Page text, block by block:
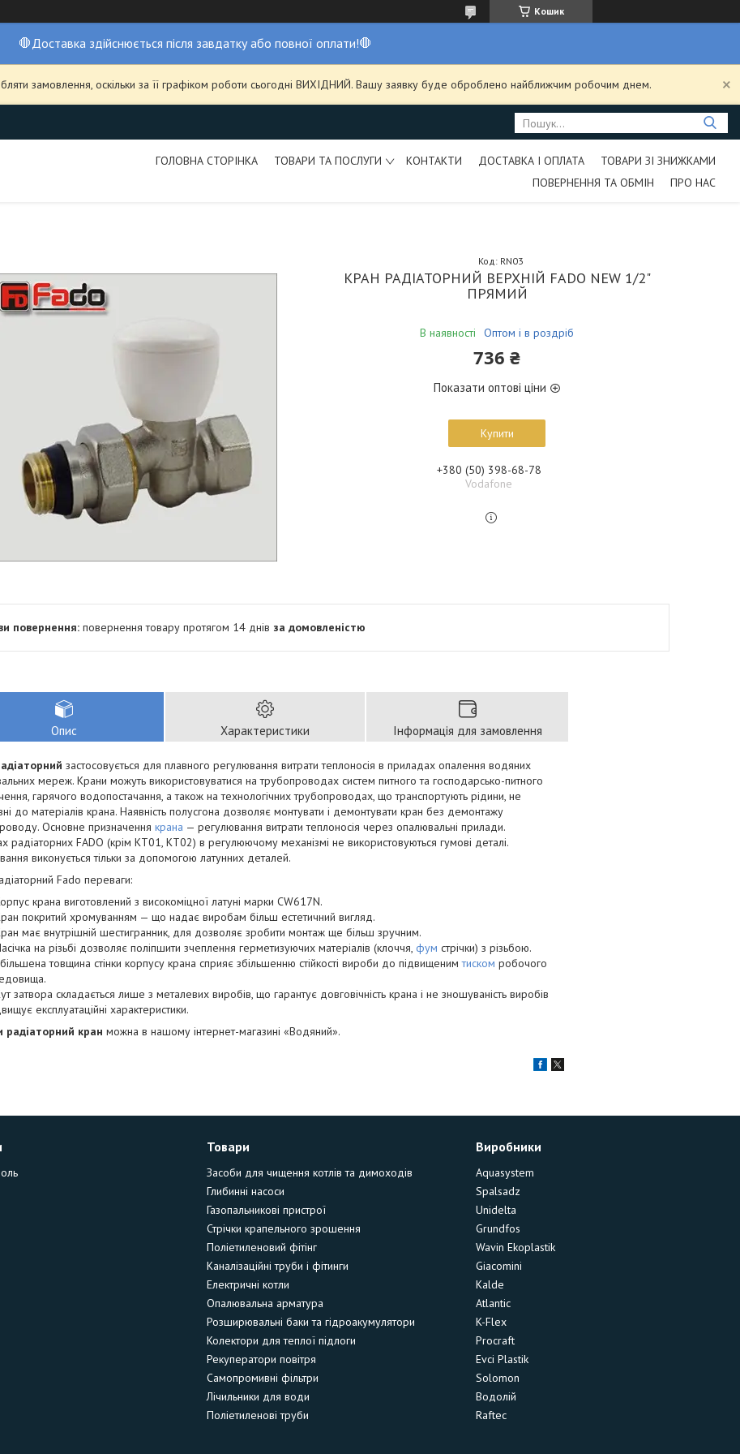
Кошик
🛑Доставка здійснюється після завдатку або повної оплати!🛑
замовлення, оскільки за її графіком роботи сьогодні ВИХІДНИЙ. Вашу заявку буде оброблено найближчим робочим днем.
ГОЛОВНА СТОРІНКА ТОВАРИ ТА ПОСЛУГИ КОНТАКТИ ДОСТАВКА І ОПЛАТА
ТОВАРИ ЗІ ЗНИЖКАМИ
ПОВЕРНЕННЯ ТА ОБМІН
ПРО НАС
КРАН РАДІАТОРНИЙ ВЕРХНІЙ FADO NEW 1/2"
ПРЯМИЙ
В наявності Оптом і в роздріб
Код: RN03
736 ₴
Показати оптові ціни
Купити
+380 (50) 398-68-78
Vodafone
повернення товару протягом 14 днів за домовленістю
Опис Характеристики Інформація для замовлення
застосовується для плавного регулювання витрати теплоносія в приладах опалення водяних
мереж. Крани можуть використовуватися на трубопроводах систем питного та господарсько-питного
гарячого водопостачання, а також на технологічних трубопроводах, що транспортують рідини, не
до матеріалів крана. Наявність полусгона дозволяє монтувати і демонтувати кран без демонтажу
Основне призначення крана — регулювання витрати теплоносія через опалювальні прилади.
радіаторних FADO (крім КТ01, КТ02) в регулюючому механізмі не використовуються гумові деталі.
виконується тільки за допомогою латунних деталей.
Fado переваги:
крана виготовлений з високоміцної латуні марки CW617N.
покритий хромуванням — що надає виробам більш естетичний вигляд.
має внутрішній шестигранник, для дозволяє зробити монтаж ще більш зручним.
на різьбі дозволяє поліпшити зчеплення герметизуючих матеріалів (клоччя, фум стрічки) з різьбою.
товщина стінки корпусу крана сприяє збільшенню стійкості вироби до підвищенимтиском робочого
затвора складається лише з металевих виробів, що гарантує довговічність крана і не зношуваність виробів
експлуатаційні характеристики.
радіаторний кран можна в нашому інтернет-магазині «Водяний».
Товари
Засоби для чищення котлів та димоходів
Глибинні насоси
Газопальникові пристрої
Стрічки крапельного зрошення
Поліетиленовий фітінг
Каналізаційні труби і фітинги
Електричні котли
Опалювальна арматура
Розширювальні баки та гідроакумулятори
Колектори для теплої підлоги
Рекуператори повітря
Самопромивні фільтри
Лічильники для води
Поліетиленові труби
Виробники
Aquasystem
Spalsadz
Unidelta
Grundfos
Wavin Ekoplastik
Giacomini
Kalde
Atlantic
K-Flex
Procraft
Evci Plastik
Solomon
Водолій
Raftec